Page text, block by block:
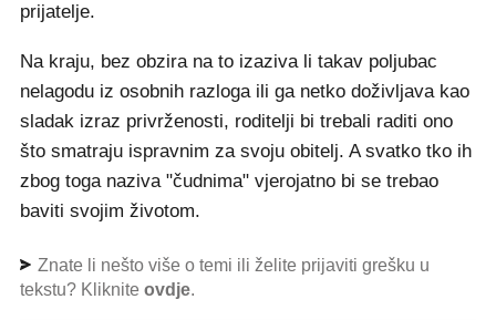
prijatelje.
Na kraju, bez obzira na to izaziva li takav poljubac
nelagodu iz osobnih razloga ili ga netko doživljava kao
sladak izraz privrženosti, roditelji bi trebali raditi ono
što smatraju ispravnim za svoju obitelj. A svatko tko ih
zbog toga naziva "čudnima" vjerojatno bi se trebao
baviti svojim životom.
Znate li nešto više o temi ili želite prijaviti grešku u
tekstu? Kliknite ovdje.